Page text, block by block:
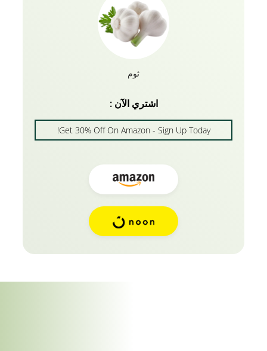
Hair Color Crème. احصلي على لون شعرك الدائم باللون
الأحمر المكثف مع مجموعة Vatika Naturals Color اليوم!
ثوم
اشتري الآن :
Get 30% Off On Amazon - Sign Up Today!